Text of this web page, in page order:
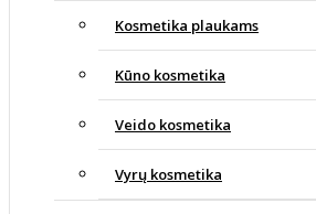
Kosmetika plaukams
Kūno kosmetika
Veido kosmetika
Vyrų kosmetika